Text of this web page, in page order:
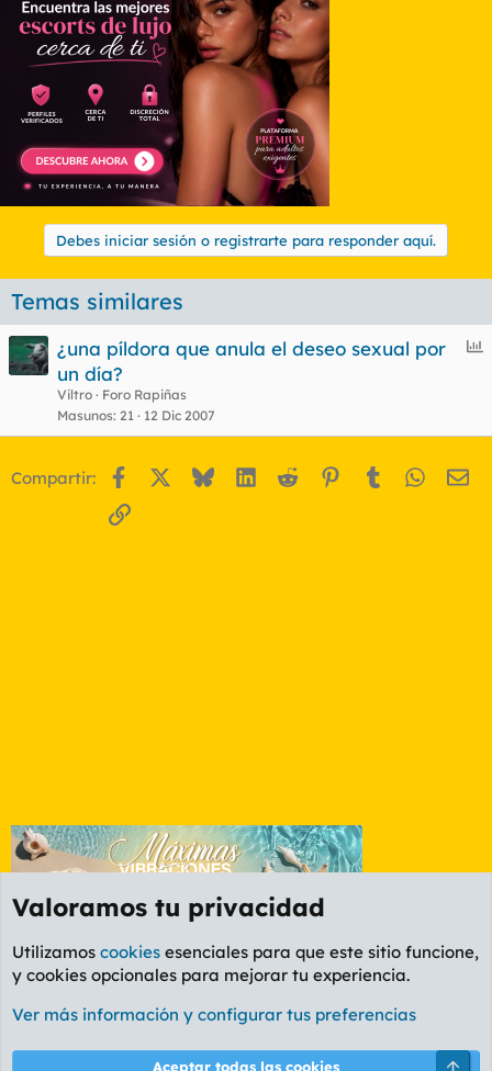
Debes iniciar sesión o registrarte para responder aquí.
Temas similares
E
e
¿una píldora que anula el deseo sexual por
un día?
Viltro
Foro Rapiñas
Masunos 21 12 Dic 2007
Compartir: Facebook BlueskyLinkedIn
Reddit Pinterest
Tumblr
Enlace
Foro General
Cookies
PL OLDSTYLE AMARILLO
Valoramos tu privacidad
Utilizamos cookies esenciales para que este sitio funcione,
y cookies opcionales para mejorar tu experiencia.
Ver más información y configurar tus preferencias
Aceptar todas las cookies